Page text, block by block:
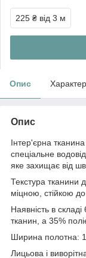
225 ₴ від 3 м
Опис
Опис
Інтер'єрна
спеціальне
яке захищає від
Текстура тканини
міцною, стійкою
Наявність в
тканин, а 35%
Ширина полотна:
Лицьова і